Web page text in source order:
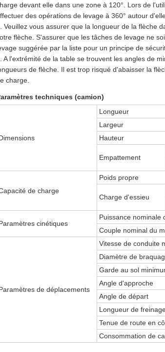
devant elle dans une zone à 120°. Lors de
des opérations de levage à 360° autour
Veuillez vous assurer que la longueur de la flèche
flèche. S'assurer que les tâches de levage ne
suggérée par la liste pour un principe de
A l'extrémité de la table se trouvent les angles de
de flèche. Il est trop risqué d'abaisser la
charge.
techniques (camion)
Longueur
Largeur
Hauteur
Empattement
de charge
Poids propre
Charge d'essieu
cinétiques
Puissance nominale
Couple nominal du
de déplacements
Vitesse de conduite
Diamètre de
Garde au sol
Angle d'approche
Angle de départ
Longueur de
Tenue de route en
Consommation de